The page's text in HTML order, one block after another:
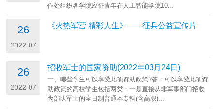
作处组织各学院应征青年在人工智能学院10...
26
2022-07
《火热军营 精彩人生》——征兵公益宣传片
26
2022-07
招收军士的国家资助(2022年03月24日)
一、哪些学生可以享受此项资助政策?答：可以享受此项资
助政策的高校学生包括两类：一是直接从非军事部门招收
为部队军士的全日制普通本专科(含高职)...